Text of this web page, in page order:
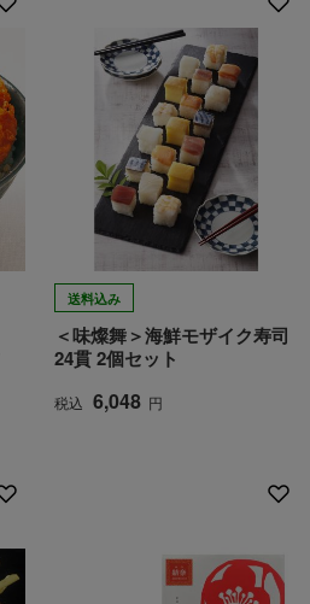
送料込み
＜味燦舞＞海鮮モザイク寿司
24貫 2個セット
税込 6,048 円